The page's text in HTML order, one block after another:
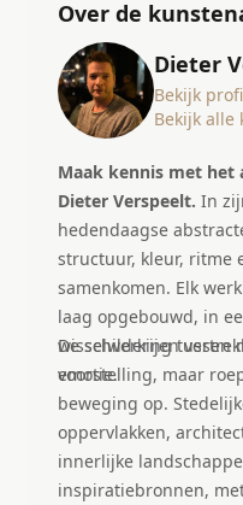
Over de
Dieter
Bekijk
Bekijk alle
Maak kennis met het
Dieter Verspeelt. In
hedendaagse
structuur, kleur, ritme
samenkomen. Elk
laag opgebouwd, in
wisselwerking tussen
emotie.
De schilderijen
voorstelling, maar
beweging op.
oppervlakken,
innerlijke
inspiratiebronnen,